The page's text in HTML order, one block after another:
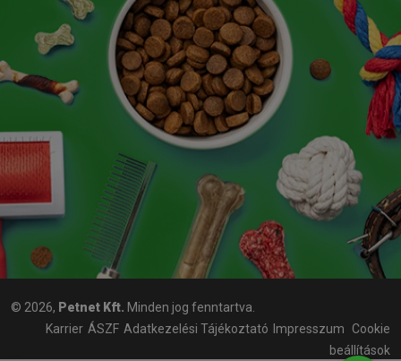
© 2026, Petnet Kft. Minden jog fenntartva.
Karrier ÁSZF Adatkezelési Tájékoztató Impresszum
Cookie
beállítások